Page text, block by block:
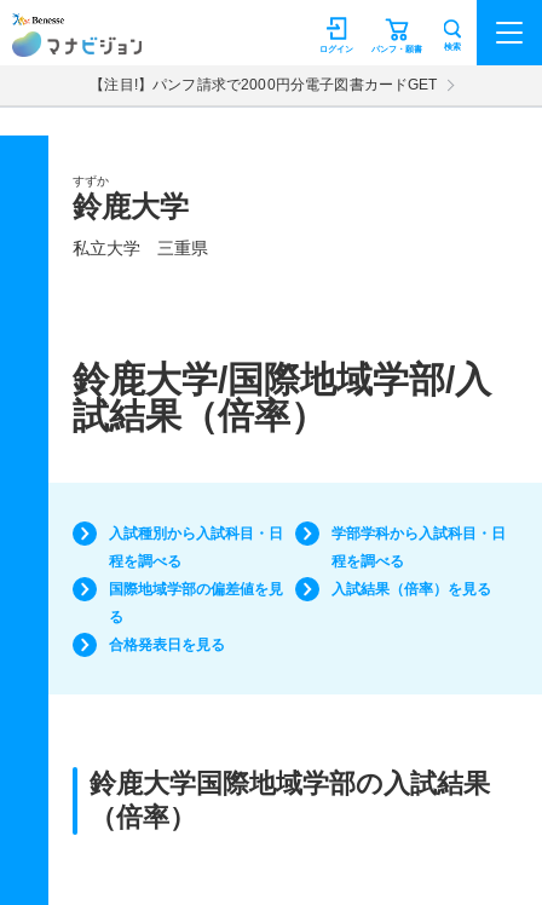
マナビジョン パンフ・願書
ログイン 検索
【注目!】パンフ請求で2000円分電子図書カードGET
すずか
鈴鹿大学
私立大学 三重県
鈴鹿大学/国際地域学部/入
試結果（倍率）
入試種別から入試科目・日
程を調べる
学部学科から入試科目・日
程を調べる
国際地域学部の偏差値を見
る
入試結果（倍率）を見る
合格発表日を見る
鈴鹿大学国際地域学部の入試結果
（倍率）